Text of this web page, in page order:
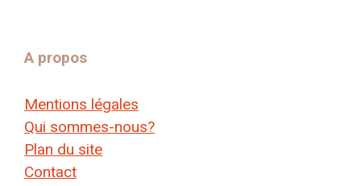
A propos
Mentions légales
Qui sommes-nous?
Plan du site
Contact